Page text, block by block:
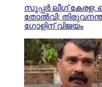
സൂപ്പര്‍ ലീഗ് കേരള:
തോല്‍വി;
ഗോളിന് വിജയം